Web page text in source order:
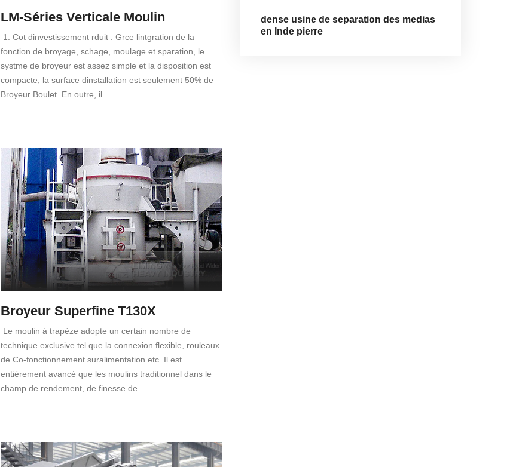
LM-Séries Verticale Moulin
1. Cot dinvestissement rduit : Grce lintgration de la
fonction de broyage, schage, moulage et sparation, le
systme de broyeur est assez simple et la disposition est
compacte, la surface dinstallation est seulement 50% de
Broyeur Boulet. En outre, il
Broyeur Superfine T130X
Le moulin à trapèze adopte un certain nombre de
technique exclusive tel que la connexion flexible, rouleaux
de Co-fonctionnement suralimentation etc. Il est
entièrement avancé que les moulins traditionnel dans le
champ de rendement, de finesse de
dense usine de separation des medias
en Inde pierre